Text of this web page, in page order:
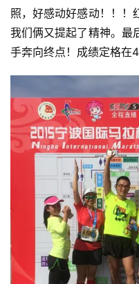
照，好感动好感动！！！
我们俩又提起了精神。最
手奔向终点！成绩定格在